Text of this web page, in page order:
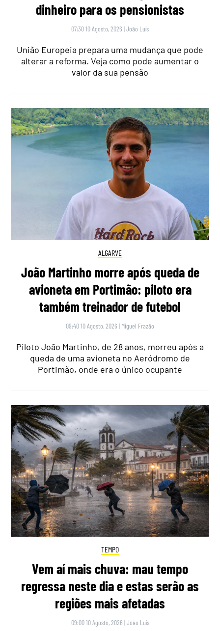
dinheiro para os pensionistas
07:30 10 Agosto, 2026 |João Luís
União Europeia prepara uma mudança que pode
alterar a reforma. Veja como pode aumentar o
valor da sua pensão
ALGARVE
João Martinho morre após queda de
avioneta em Portimão: piloto era
também treinador de futebol
09:40 10 Agosto, 2026 | Miguel Frazão
Piloto João Martinho, de 28 anos, morreu após a
queda de uma avioneta no Aeródromo de
Portimão, onde era o único ocupante
TEMPO
Vem aí mais chuva: mau tempo
regressa neste dia e estas serão as
regiões mais afetadas
09:00 10 Agosto, 2026 |João Luís